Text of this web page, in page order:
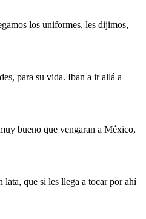
los uniformes, les dijimos,
para su vida. Iban a ir allá a
bueno que vengaran a México,
lata, que si les llega a tocar por ahí